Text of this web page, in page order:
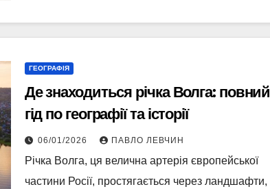
ГЕОГРАФІЯ
Де знаходиться річка Волга: повний
гід по географії та історії
06/01/2026 ПАВЛО ЛЕВЧИН
Річка Волга, ця велична артерія європейської
частини Росії, простягається через ландшафти,